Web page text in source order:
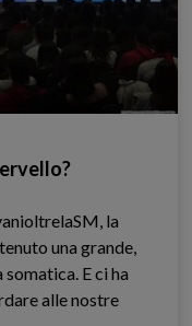
la
una grande,
E ci ha
alle nostre